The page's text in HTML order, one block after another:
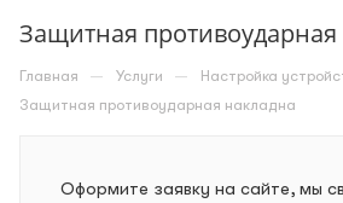
Защитная противоударная
Главная — Услуги — Настройка
Защитная противоударная накладна
Оформите заявку на сайте, мы